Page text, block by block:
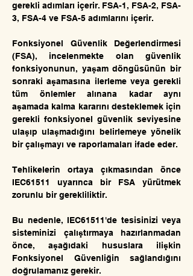
gerekli adımları içerir. FSA-1, FSA-2, FSA-
3, FSA-4 ve FSA-5 adımlarını içerir.
Fonksiyonel Güvenlik Değerlendirmesi
(FSA), incelenmekte olan güvenlik
fonksiyonunun, yaşam döngüsünün bir
sonraki aşamasına ilerleme veya gerekli
tüm önlemler alınana kadar aynı
aşamada kalma kararını desteklemek için
gerekli fonksiyonel güvenlik seviyesine
ulaşıp ulaşmadığını belirlemeye yönelik
bir çalışmayı ve raporlamaları ifade eder.
Tehlikelerin ortaya çıkmasından önce
IEC61511 uyarınca bir FSA yürütmek
zorunlu bir gerekliliktir.
Bu nedenle, IEC61511'de tesisinizi veya
sisteminizi çalıştırmaya hazırlanmadan
önce, aşağıdaki hususlara ilişkin
Fonksiyonel Güvenliğin sağlandığını
doğrulamanız gerekir.